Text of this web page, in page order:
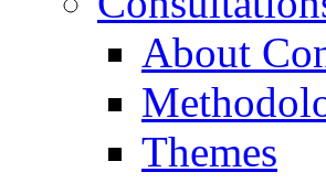
About
Themes